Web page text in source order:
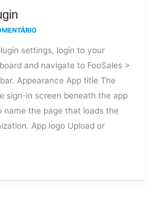
settings, login to your
and navigate to FooSales >
Appearance App title The
sign-in screen beneath the app
name the page that loads the
App logo Upload or